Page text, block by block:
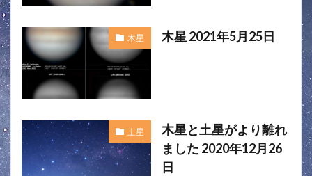
木星 木星 2021年5月25日
土星
木星と土星がより離れ
ました 2020年12月26
日